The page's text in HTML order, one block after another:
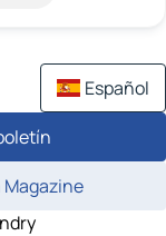
Español